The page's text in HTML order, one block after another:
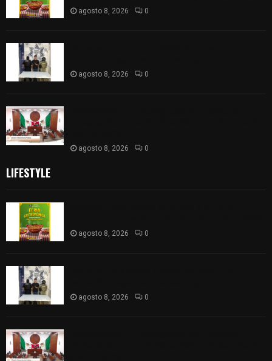
agosto 8, 2026 0
agosto 8, 2026 0
agosto 8, 2026 0
LIFESTYLE
agosto 8, 2026 0
agosto 8, 2026 0